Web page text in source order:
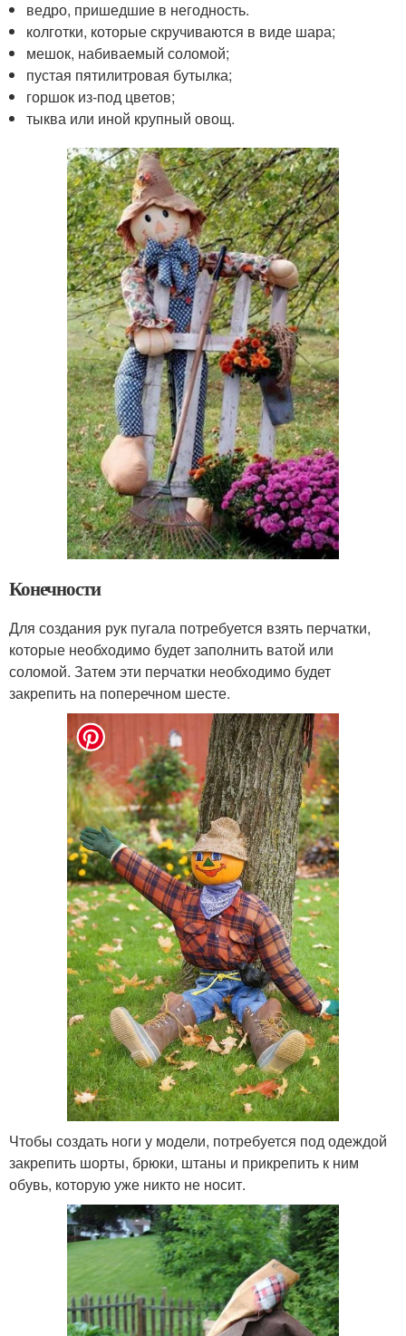
ведро, пришедшие в негодность.
колготки, которые скручиваются в виде шара;
мешок, набиваемый соломой;
пустая пятилитровая бутылка;
горшок из-под цветов;
тыква или иной крупный овощ.
Конечности
Для создания рук пугала потребуется взять перчатки,
которые необходимо будет заполнить ватой или
соломой. Затем эти перчатки необходимо будет
закрепить на поперечном шесте.
Чтобы создать ноги у модели, потребуется под одеждой
закрепить шорты, брюки, штаны и прикрепить к ним
обувь, которую уже никто не носит.